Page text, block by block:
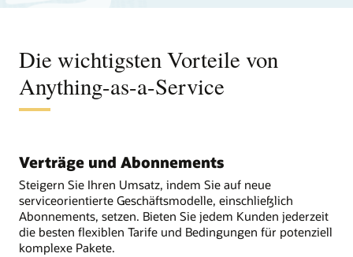
Die wichtigsten Vorteile von
Anything-as-a-Service
Verträge und Abonnements
Steigern Sie Ihren Umsatz, indem Sie auf neue
serviceorientierte Geschäftsmodelle, einschließlich
Abonnements, setzen. Bieten Sie jedem Kunden jederzeit
die besten flexiblen Tarife und Bedingungen für potenziell
komplexe Pakete.